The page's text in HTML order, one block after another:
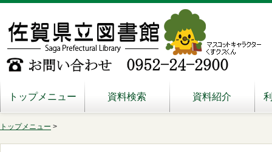
トップメニュー 資料検索 資料紹介
トップメニュー >